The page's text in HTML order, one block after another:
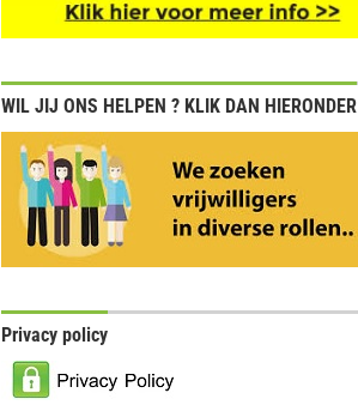
WIL JIJ ONS HELPEN ? KLIK DAN HIERONDER
Privacy policy